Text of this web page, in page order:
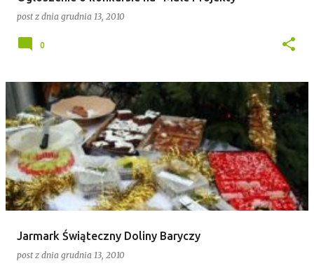
post z dnia grudnia 13, 2010
0
Jarmark Świąteczny Doliny Baryczy
post z dnia grudnia 13, 2010